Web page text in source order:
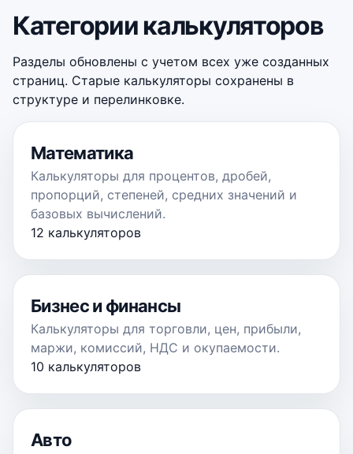
Категории калькуляторов
Разделы обновлены с учетом всех уже созданных
страниц. Старые калькуляторы сохранены в
структуре и перелинковке.
Математика
Калькуляторы для процентов, дробей,
пропорций, степеней, средних значений и
базовых вычислений.
12 калькуляторов
Бизнес и финансы
Калькуляторы для торговли, цен, прибыли,
маржи, комиссий, НДС и окупаемости.
10 калькуляторов
Авто